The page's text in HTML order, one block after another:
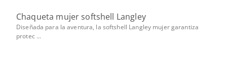
Chaqueta mujer softshell Langley
Diseñada para la aventura, la softshell Langley mujer garantiza
protec ...